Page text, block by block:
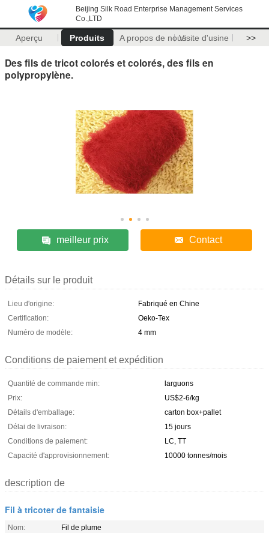
Beijing Silk Road Enterprise Management Services
Co.,LTD
Aperçu Produits A propos de nousVisite d'usine >>
Des fils de tricot colorés et colorés, des fils en
polypropylène.
meilleur prix Contact
Détails sur le produit
Lieu d'origine:
Fabriqué en Chine
Certification:
Oeko-Tex
Numéro de modèle:
4 mm
Conditions de paiement et expédition
Quantité de commande min:
larguons
Prix:
US$2-6/kg
Détails d'emballage:
carton box+pallet
Délai de livraison:
15 jours
Conditions de paiement:
LC, TT
Capacité d'approvisionnement:
10000 tonnes/mois
description de
Fil à tricoter de fantaisie
Nom:
Fil de plume